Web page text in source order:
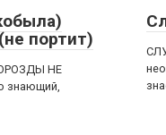
портит)
НЕ
знающий,